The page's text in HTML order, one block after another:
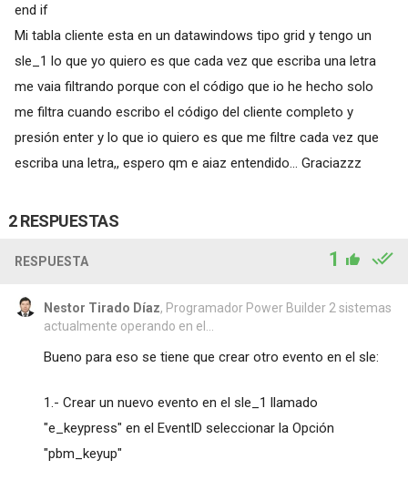
end if
Mi tabla cliente esta en un datawindows tipo grid y tengo un
sle_1 lo que yo quiero es que cada vez que escriba una letra
me vaia filtrando porque con el código que io he hecho solo
me filtra cuando escribo el código del cliente completo y
presión enter y lo que io quiero es que me filtre cada vez que
escriba una letra,, espero qm e aiaz entendido... Graciazzz
2 RESPUESTAS
RESPUESTA 1
Nestor Tirado Díaz, Programador Power Builder 2 sistemas
actualmente operando en el...
Bueno para eso se tiene que crear otro evento en el sle:
1.- Crear un nuevo evento en el sle_1 llamado
"e_keypress" en el EventID seleccionar la Opción
"pbm_keyup"